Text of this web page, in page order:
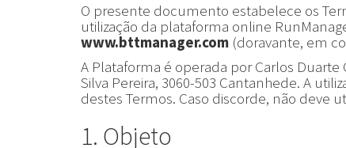
O presente documento estabelece os
utilização da plataforma online
www.bttmanager.com (doravante, em
A Plataforma é operada por Carlos Duarte
Silva Pereira, 3060-503 Cantanhede. A
destes Termos. Caso discorde, não deve
1. Objeto